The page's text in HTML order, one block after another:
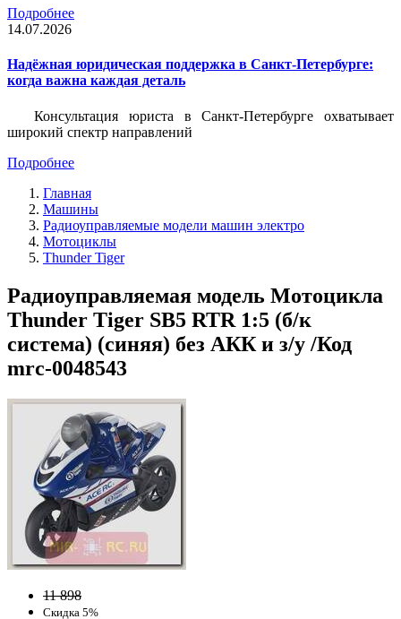
Подробнее
14.07.2026
Надёжная юридическая поддержка в Санкт-Петербурге:
когда важна каждая деталь
Консультация юриста в Санкт-Петербурге охватывает
широкий спектр направлений
Подробнее
Главная
Машины
Радиоуправляемые модели машин электро
Мотоциклы
Thunder Tiger
Радиоуправляемая модель Мотоцикла
Thunder Tiger SB5 RTR 1:5 (б/к
система) (синяя) без АКК и з/у /Код
mrc-0048543
11 898
Скидка 5%